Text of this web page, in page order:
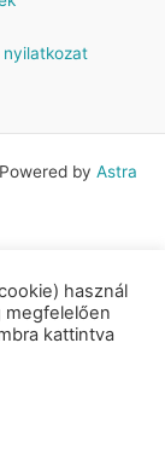
nyilatkozat
by Astra
használ
megfelelően
kattintva